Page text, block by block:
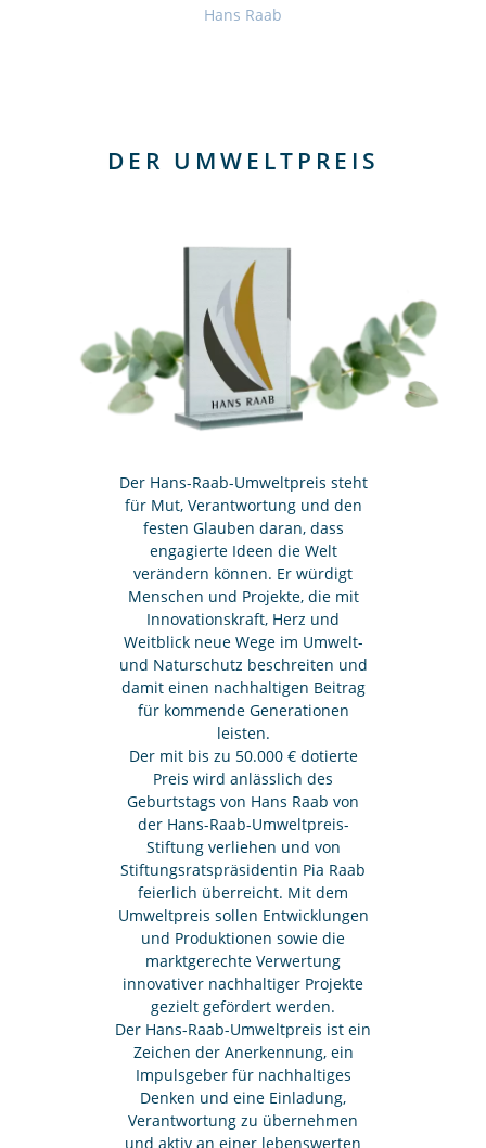
Hans Raab
DER UMWELTPREIS
Der Hans-Raab-Umweltpreis steht
für Mut, Verantwortung und den
festen Glauben daran, dass
engagierte Ideen die Welt
verändern können. Er würdigt
Menschen und Projekte, die mit
Innovationskraft, Herz und
Weitblick neue Wege im Umwelt-
und Naturschutz beschreiten und
damit einen nachhaltigen Beitrag
für kommende Generationen
leisten.
Der mit bis zu 50.000 € dotierte
Preis wird anlässlich des
Geburtstags von Hans Raab von
der Hans-Raab-Umweltpreis-
Stiftung verliehen und von
Stiftungsratspräsidentin Pia Raab
feierlich überreicht. Mit dem
Umweltpreis sollen Entwicklungen
und Produktionen sowie die
marktgerechte Verwertung
innovativer nachhaltiger Projekte
gezielt gefördert werden.
Der Hans-Raab-Umweltpreis ist ein
Zeichen der Anerkennung, ein
Impulsgeber für nachhaltiges
Denken und eine Einladung,
Verantwortung zu übernehmen
und aktiv an einer lebenswerten